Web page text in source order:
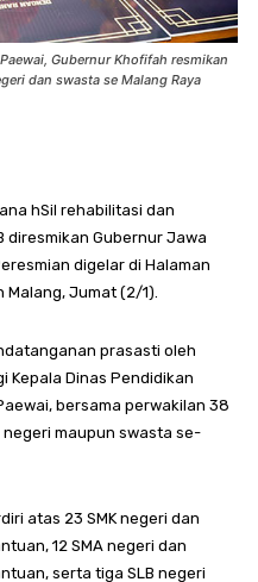
Gubernur Khofifah resmikan
dan swasta se Malang Raya
hSil rehabilitasi dan
diresmikan Gubernur Jawa
digelar di Halaman
Malang, Jumat (2/1).
prasasti oleh
Kepala Dinas Pendidikan
bersama perwakilan 38
negeri maupun swasta se-
atas 23 SMK negeri dan
12 SMA negeri dan
serta tiga SLB negeri